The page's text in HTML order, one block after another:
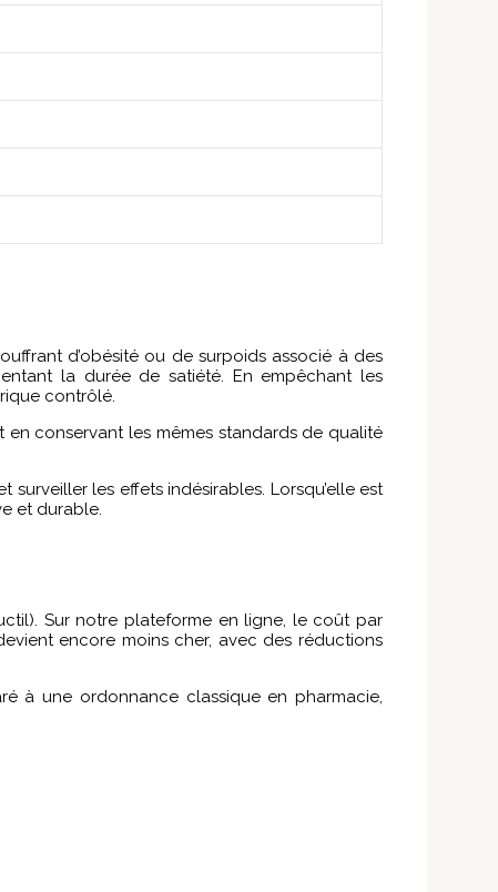
d’obésité ou de surpoids associé à des
la durée de satiété. En empêchant les
contrôlé.
conservant les mêmes standards de qualité
les effets indésirables. Lorsqu’elle est
et durable.
Sur notre plateforme en ligne, le coût par
encore moins cher, avec des réductions
à une ordonnance classique en pharmacie,